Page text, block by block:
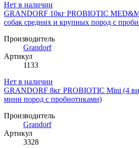
Нет в наличии
GRANDORF 10кг PROBIOTIC
собак средних и крупных пород с
Производитель
Grandorf
Артикул
1133
Нет в наличии
GRANDORF 8кг PROBIOTIC Mini (4
мини пород с пробиотиками)
Производитель
Grandorf
Артикул
3328